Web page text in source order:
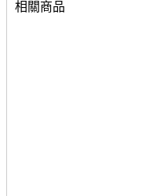
相關商品